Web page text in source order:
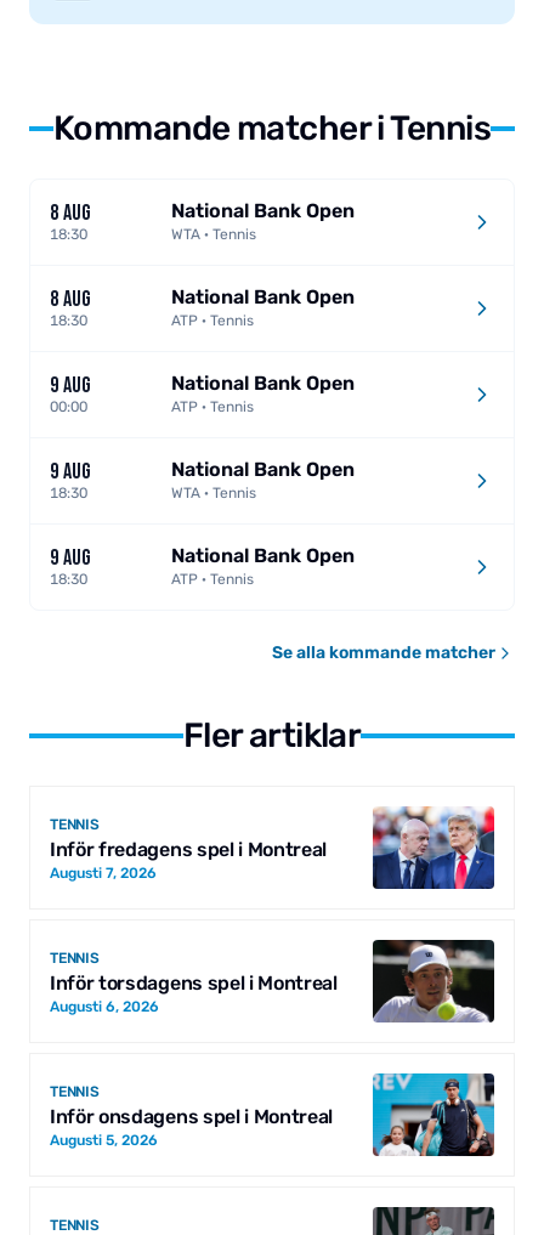
Kommande matcher i Tennis
8 AUG
18:30
National Bank Open
WTA · Tennis
8 AUG
18:30
National Bank Open
ATP · Tennis
9 AUG
00:00
National Bank Open
ATP · Tennis
9 AUG
18:30
National Bank Open
WTA · Tennis
9 AUG
18:30
National Bank Open
ATP · Tennis
Se alla kommande matcher
Fler artiklar
TENNIS
Inför fredagens spel i Montreal
Augusti 7, 2026
TENNIS
Inför torsdagens spel i Montreal
Augusti 6, 2026
TENNIS
Inför onsdagens spel i Montreal
Augusti 5, 2026
TENNIS